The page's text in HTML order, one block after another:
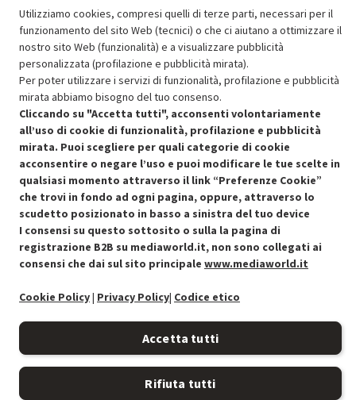
SCONTO RICONDIZIONATI
Approfitta dello sconto del 50% sul prodotto ricondizionato.
Condizioni generali di vendita
Cookie Policy
Preferenze cookie
Accessibilità
Recedere dal contratto qui
Utilizziamo cookies, compresi quelli di terze parti, necessari per il
funzionamento del sito Web (tecnici) o che ci aiutano a ottimizzare il
nostro sito Web (funzionalità) e a visualizzare pubblicità
personalizzata (profilazione e pubblicità mirata).
Per poter utilizzare i servizi di funzionalità, profilazione e pubblicità
mirata abbiamo bisogno del tuo consenso.
Cliccando su "Accetta tutti", acconsenti volontariamente
all’uso di cookie di funzionalità, profilazione e pubblicità
mirata. Puoi scegliere per quali categorie di cookie
acconsentire o negare l’uso e puoi modificare le tue scelte in
qualsiasi momento attraverso il link “Preferenze Cookie”
che trovi in fondo ad ogni pagina, oppure, attraverso lo
scudetto posizionato in basso a sinistra del tuo device
I consensi su questo sottosito o sulla la pagina di
registrazione B2B su mediaworld.it, non sono collegati ai
consensi che dai sul sito principale www.mediaworld.it
Cookie Policy| Privacy Policy| Codice etico
Accetta tutti
Rifiuta tutti